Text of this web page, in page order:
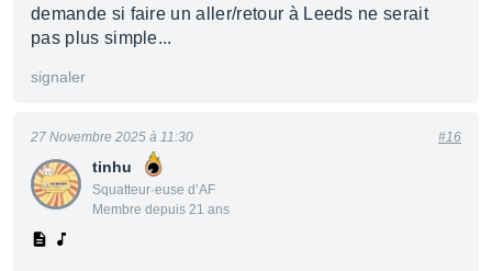
demande si faire un aller/retour à Leeds ne serait
pas plus simple...
signaler
tinhu
Squatteur·euse d’AF
Membre depuis 21 ans
27 Novembre 2025 à 11:30 #16